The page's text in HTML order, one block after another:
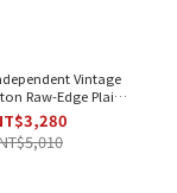
Vintage
Raw-Edge Plain
- Off-White